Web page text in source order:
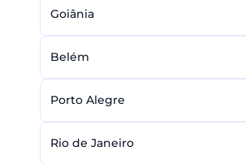
Goiânia
Belém
Porto Alegre
Rio de Janeiro